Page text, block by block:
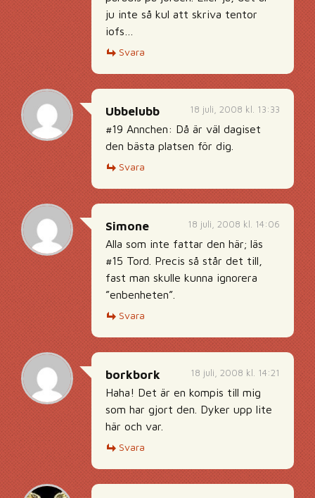
ju inte så kul att skriva tentor
iofs…
Svara
18 juli, 2008 kl. 13:33
Ubbelubb
#19 Annchen: Då är väl dagiset
den bästa platsen för dig.
Svara
18 juli, 2008 kl. 14:06
Simone
Alla som inte fattar den här; läs
#15 Tord. Precis så står det till,
fast man skulle kunna ignorera
”enbenheten”.
Svara
18 juli, 2008 kl. 14:21
borkbork
Haha! Det är en kompis till mig
som har gjort den. Dyker upp lite
här och var.
Svara